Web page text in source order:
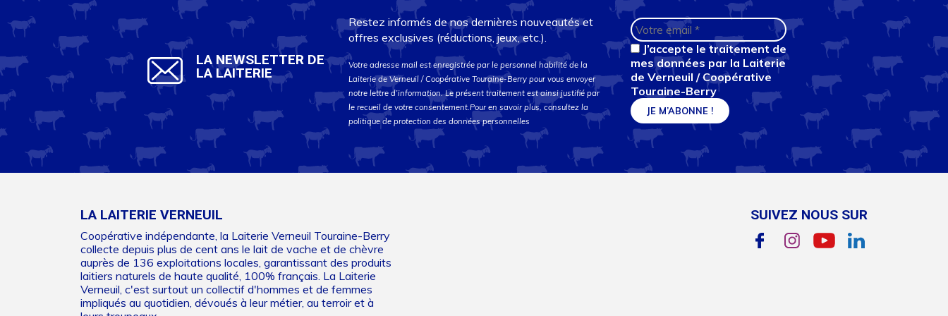
LA NEWSLETTER DE
LA LAITERIE
Restez informés de nos dernières nouveautés et
offres exclusives (réductions, jeux, etc.).
Votre adresse mail est enregistrée par le personnel habilité de la
Laiterie de Verneuil / Coopérative Touraine-Berry pour vous envoyer
notre lettre d’information. Le présent traitement est ainsi justifié par
le recueil de votre consentement.Pour en savoir plus, consultez la
politique de protection des données personnelles
J’accepte le traitement de
mes données par la Laiterie
de Verneuil / Coopérative
Touraine-Berry
LA LAITERIE VERNEUIL
Coopérative indépendante, la Laiterie Verneuil Touraine-Berry
collecte depuis plus de cent ans le lait de vache et de chèvre
auprès de 136 exploitations locales, garantissant des produits
laitiers naturels de haute qualité, 100% français. La Laiterie
Verneuil, c'est surtout un collectif d'hommes et de femmes
impliqués au quotidien, dévoués à leur métier, au terroir et à
SUIVEZ NOUS SUR